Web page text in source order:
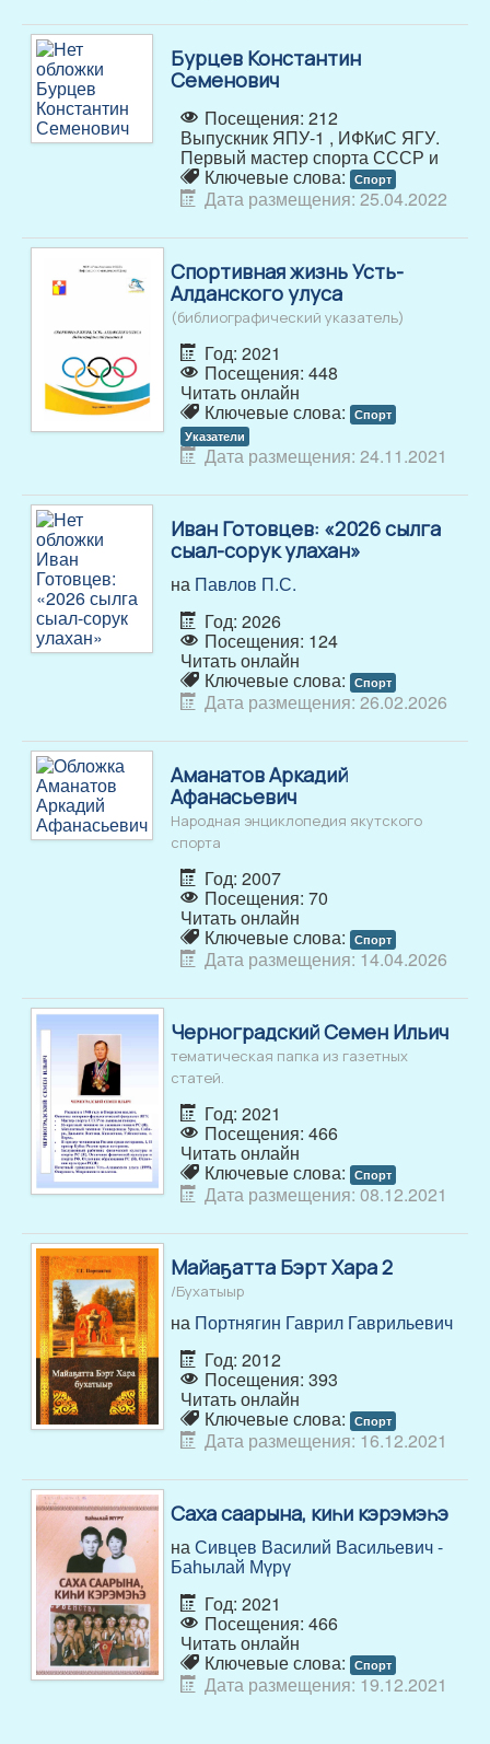
Бурцев Константин
Семенович
Посещения: 212
Выпускник ЯПУ-1 , ИФКиС ЯГУ.
Первый мастер спорта СССР и
Ключевые слова: Спорт
Дата размещения: 25.04.2022
Спортивная жизнь Усть-
Алданского улуса
(библиографический указатель)
Год: 2021
Посещения: 448
Читать онлайн
Ключевые слова: Спорт
Указатели
Дата размещения: 24.11.2021
Иван Готовцев: «2026 сылга
сыал-сорук улахан»
на Павлов П.С.
Год: 2026
Посещения: 124
Читать онлайн
Ключевые слова: Спорт
Дата размещения: 26.02.2026
Аманатов Аркадий
Афанасьевич
Народная энциклопедия якутского
спорта
Год: 2007
Посещения: 70
Читать онлайн
Ключевые слова: Спорт
Дата размещения: 14.04.2026
Черноградский Семен Ильич
тематическая папка из газетных
статей.
Год: 2021
Посещения: 466
Читать онлайн
Ключевые слова: Спорт
Дата размещения: 08.12.2021
Майаҕатта Бэрт Хара 2
/Бухатыыр
на Портнягин Гаврил Гаврильевич
Год: 2012
Посещения: 393
Читать онлайн
Ключевые слова: Спорт
Дата размещения: 16.12.2021
Саха саарына, киһи кэрэмэһэ
наСивцев Василий Васильевич -
Баһылай Мүрү
Год: 2021
Посещения: 466
Читать онлайн
Ключевые слова: Спорт
Дата размещения: 19.12.2021